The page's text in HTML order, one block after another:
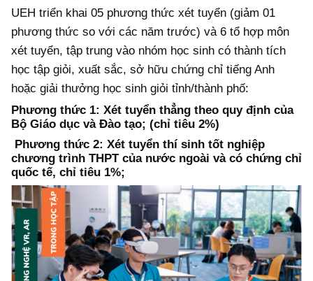
UEH triển khai 05 phương thức xét tuyển (giảm 01
phương thức so với các năm trước) và 6 tổ hợp môn
xét tuyển, tập trung vào nhóm học sinh có thành tích
học tập giỏi, xuất sắc, sở hữu chứng chỉ tiếng Anh
hoặc giải thưởng học sinh giỏi tỉnh/thành phố:
Phương thức 1: Xét tuyển thẳng theo quy định của
Bộ Giáo dục và Đào tạo; (chỉ tiêu 2%)
Phương thức 2: Xét tuyển thí sinh tốt nghiệp
chương trình THPT của nước ngoài và có chứng chỉ
quốc tế, chỉ tiêu 1%;